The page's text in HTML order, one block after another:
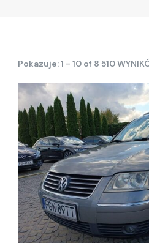
Pokazuje: 1 - 10 of 8 510